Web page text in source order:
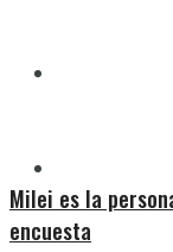
Milei es la
encuesta